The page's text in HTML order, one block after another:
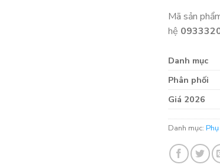
Mã sản
hệ
Danh mục
Phân phối
Giá 2026
Danh mục: